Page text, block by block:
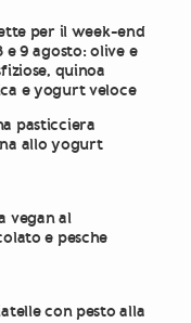
per il week-end
e 9 agosto: olive e
quinoa
e yogurt veloce
pasticciera
allo yogurt
vegan al
e pesche
con pesto alla